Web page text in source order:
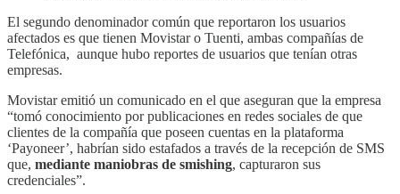
El segundo denominador común que reportaron los usuarios
afectados es que tienen Movistar o Tuenti, ambas compañías de
Telefónica, aunque hubo reportes de usuarios que tenían otras
empresas.
Movistar emitió un comunicado en el que aseguran que la empresa
“tomó conocimiento por publicaciones en redes sociales de que
clientes de la compañía que poseen cuentas en la plataforma
‘Payoneer’, habrían sido estafados a través de la recepción de SMS
que, mediante maniobras de smishing, capturaron sus
credenciales”.